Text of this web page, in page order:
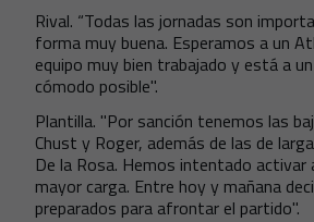
Rival. “Todas las jornadas son
forma muy buena. Esperamos a un
equipo muy bien trabajado y está a
cómodo posible".
Plantilla. "Por sanción tenemos las
Chust y Roger, además de las de
De la Rosa. Hemos intentado
mayor carga. Entre hoy y mañana
preparados para afrontar el partido".